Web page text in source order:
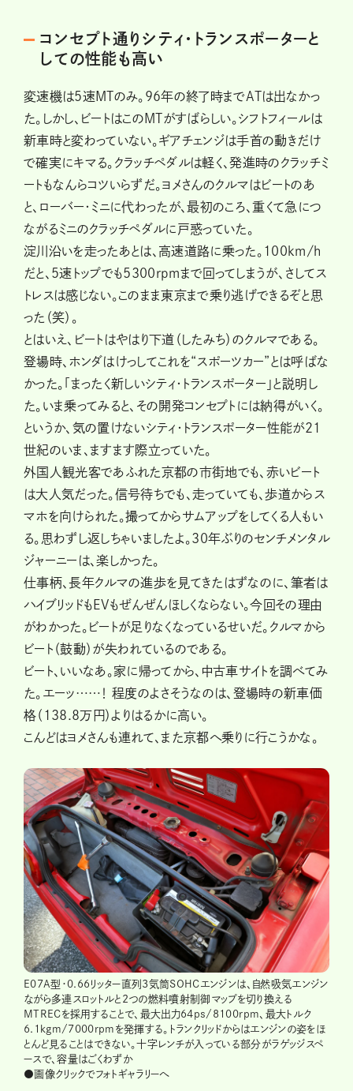
コンセプト通りシティ・トランスポーターと
しての性能も高い
変速機は５速MTのみ。96年の終了時までATは出なかっ
た。しかし、ビートはこのMTがすばらしい。シフトフィールは
新車時と変わっていない。ギアチェンジは手首の動きだけ
で確実にキマる。クラッチペダルは軽く、発進時のクラッチミ
ートもなんらコツいらずだ。ヨメさんのクルマはビートのあ
と、ローバー・ミニに代わったが、最初のころ、重くて急につ
ながるミニのクラッチペダルに戸惑っていた。
淀川沿いを走ったあとは、高速道路に乗った。100km/h
だと、５速トップでも5300rpmまで回ってしまうが、さしてス
トレスは感じない。このまま東京まで乗り逃げできるぞと思
った（笑）。
とはいえ、ビートはやはり下道（したみち）のクルマである。
登場時、ホンダはけっしてこれを“スポーツカー”とは呼ばな
かった。「まったく新しいシティ・トランスポーター」と説明し
た。いま乗ってみると、その開発コンセプトには納得がいく。
というか、気の置けないシティ・トランスポーター性能が21
世紀のいま、ますます際立っていた。
外国人観光客であふれた京都の市街地でも、赤いビート
は大人気だった。信号待ちでも、走っていても、歩道からス
マホを向けられた。撮ってからサムアップをしてくる人もい
る。思わずし返しちゃいましたよ。30年ぶりのセンチメンタル
ジャーニーは、楽しかった。
仕事柄、長年クルマの進歩を見てきたはずなのに、筆者は
ハイブリッドもEVもぜんぜんほしくならない。今回その理由
がわかった。ビートが足りなくなっているせいだ。クルマから
ビート（鼓動）が失われているのである。
ビート、いいなあ。家に帰ってから、中古車サイトを調べてみ
た。エーッ……！ 程度のよさそうなのは、登場時の新車価
格（138.8万円）よりはるかに高い。
こんどはヨメさんも連れて、また京都へ乗りに行こうかな。
E07A型・0.66リッター直列3気筒SOHCエンジンは、自然吸気エンジン
ながら多連スロットルと2つの燃料噴射制御マップを切り換える
MTRECを採用することで、最大出力64ps/8100rpm、最大トルク
6.1kgm/7000rpmを発揮する。トランクリッドからはエンジンの姿をほ
とんど見ることはできない。十字レンチが入っている部分がラゲッジスペ
ースで、容量はごくわずか
●画像クリックでフォトギャラリーへ